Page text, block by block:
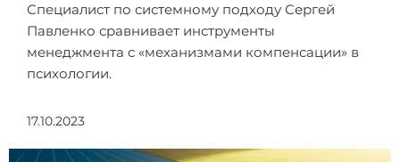
Специалист по системному подходу Сергей
Павленко сравнивает инструменты
менеджмента с «механизмами компенсации» в
психологии.
17.10.2023